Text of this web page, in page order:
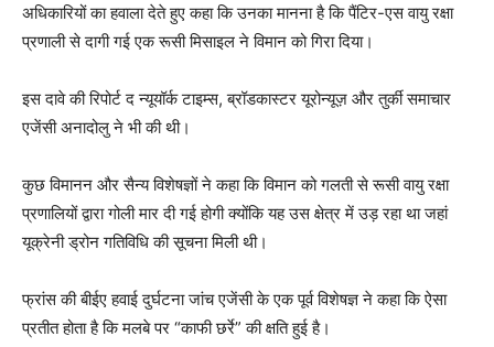
अधिकारियों का हवाला देते हुए कहा कि उनका मानना ​​​​है कि पैंटिर-एस वायु रक्षा
प्रणाली से दागी गई एक रूसी मिसाइल ने विमान को गिरा दिया।
इस दावे की रिपोर्ट द न्यूयॉर्क टाइम्स, ब्रॉडकास्टर यूरोन्यूज़ और तुर्की समाचार
एजेंसी अनादोलु ने भी की थी।
कुछ विमानन और सैन्य विशेषज्ञों ने कहा कि विमान को गलती से रूसी वायु रक्षा
प्रणालियों द्वारा गोली मार दी गई होगी क्योंकि यह उस क्षेत्र में उड़ रहा था जहां
यूक्रेनी ड्रोन गतिविधि की सूचना मिली थी।
फ्रांस की बीईए हवाई दुर्घटना जांच एजेंसी के एक पूर्व विशेषज्ञ ने कहा कि ऐसा
प्रतीत होता है कि मलबे पर “काफी छर्रे” की क्षति हुई है।